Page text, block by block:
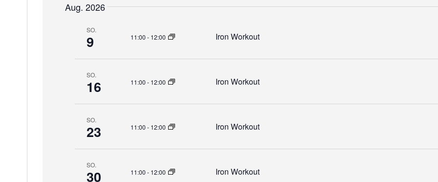
n
u
Aug. 2026
SO.
9 11:00- 12:00 Iron Workout
SO.
16 11:00- 12:00 Iron Workout
SO.
23 11:00- 12:00 Iron Workout
SO.
30 11:00- 12:00 Iron Workout